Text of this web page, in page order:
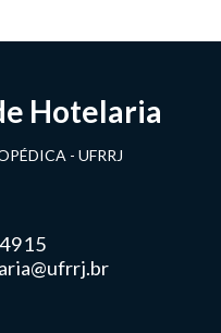
Hotelaria
- UFRRJ